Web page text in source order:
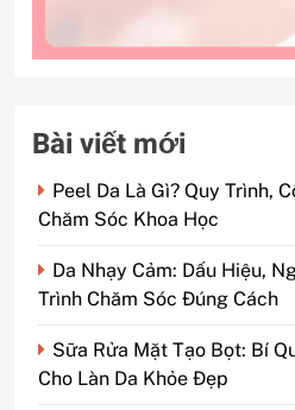
Bài viết mới
Peel Da Là Gì? Quy Trình,
Chăm Sóc Khoa Học
Da Nhạy Cảm: Dấu Hiệu,
Trình Chăm Sóc Đúng Cách
Sữa Rửa Mặt Tạo Bọt: Bí
Cho Làn Da Khỏe Đẹp